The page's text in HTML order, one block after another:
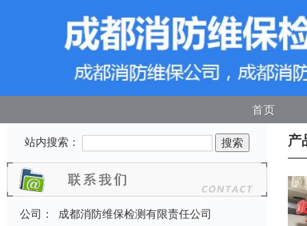
首页
站内搜索：
公司：
成都消防维保检测有限责任公司
产